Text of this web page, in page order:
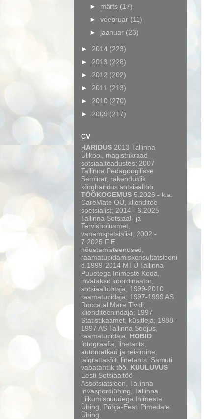
► märts (17)
► veebruar (11)
► jaanuar (23)
► 2014 (223)
► 2013 (228)
► 2012 (202)
► 2011 (213)
► 2010 (270)
► 2009 (217)
CV
HARIDUS 2013 Tallinna
Ülikool, magistrikraad
sotsiaalteadustes; 2007
Tallinna Pedagoogilisse
Seminar, rakenduslik
kõrgharidus sotsiaaltöö.
TÖÖKOGEMUS 5.2026 - k.a.
CareMate OÜ, klienditoe
spetsialist; 2014 - 6.2025
Tallinna Sotsiaal- ja
Tervishoiuamet,
vanemspetsialist; 2002 -
7.2025 FIE
nõustamisteenused,
raamatupidamiskonsultatsiooni
d.1999-2014 MTÜ Tallinna
Puuetega Inimeste Koda,
invatakso koordinaator,
sotsiaaltöötaja, 1999-2010
raamatupidaja; 1997-1999 AS
Rocca al Mare Tivoli,
klienditeenindaja; 1997
Statistikaamet, küsitleja; 1988-
1997 AS Tallinna Soojus,
raamatupidaja. HOBID
fotograafia, linetants,
automatkad ja reisimine,
jalgrattasõit, linetants. Samuti
vabatahtlik töö. KUULUVUS
Eesti Sotsiaaltöö
Assotsiatsioon, Tallinna
Invaspordiühing, Tallinna
Liikumispuudega Inimeste
Ühing, Põhja-Eesti Pimedate
Ühing.